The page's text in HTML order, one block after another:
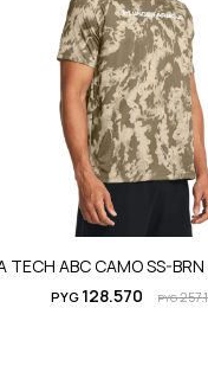
TECH ABC CAMO SS-
PYG 128.570 PYG